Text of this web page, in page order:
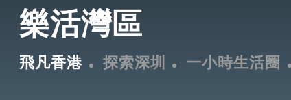
樂活灣區
飛凡香港 探索深圳 一小時生活圈